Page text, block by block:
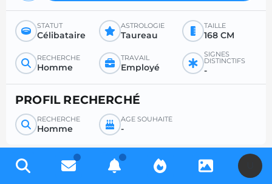
STATUT
Célibataire
ASTROLOGIE
Taureau
TAILLE
168 CM
RECHERCHE
Homme
TRAVAIL
Employé
SIGNES
DISTINCTIFS
-
PROFIL RECHERCHÉ
RECHERCHE
Homme
ÂGE SOUHAITÉ
-
Inscrivez-vous gratuitement pour accéder à des